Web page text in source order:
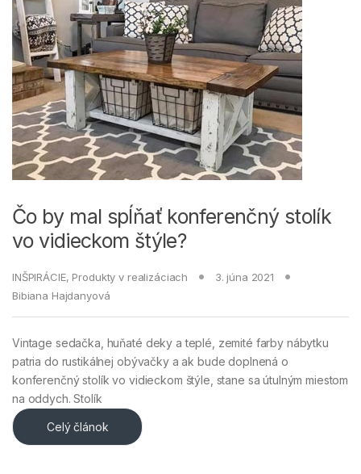
Čo by mal spĺňať konferenčný stolík
vo vidieckom štýle?
INŠPIRÁCIE, Produkty v realizáciach
3. júna 2021
Bibiana Hajdanyová
Vintage sedačka, huňaté deky a teplé, zemité farby nábytku
patria do rustikálnej obývačky a ak bude doplnená o
konferenčný stolík vo vidieckom štýle, stane sa útulným miestom
na oddych. Stolík
Celý článok